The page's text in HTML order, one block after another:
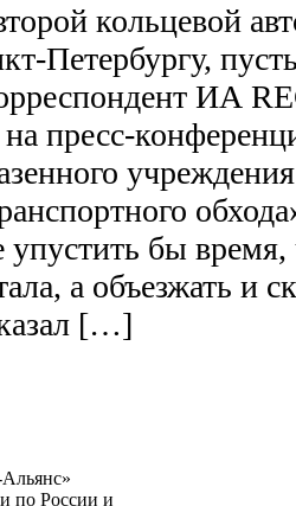
кольцевой
Петербургу,
ИА
пресс-
бы
а объезжать и
[…]
по России и